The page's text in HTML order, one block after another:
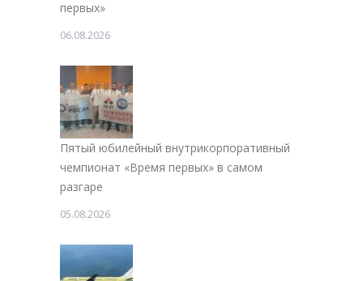
первых»
06.08.2026
Пятый юбилейный внутрикорпоративный
чемпионат «Время первых» в самом
разгаре
05.08.2026